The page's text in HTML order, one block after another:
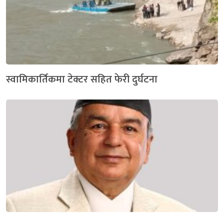
स्वामिकार्तिकमा टेक्टर सहित फेरी दुर्घटना